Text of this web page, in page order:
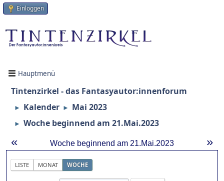
Einloggen
Hauptmenü
Tintenzirkel - das Fantasyautor:innenforum
► Kalender ► Mai 2023
► Woche beginnend am 21.Mai.2023
« »
Woche beginnend am 21.Mai.2023
LISTE MONAT WOCHE